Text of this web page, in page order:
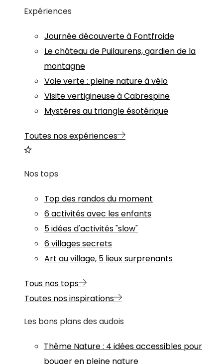
Expériences
Journée découverte à Fontfroide
Le château de Puilaurens, gardien de la
montagne
Voie verte : pleine nature à vélo
Visite vertigineuse à Cabrespine
Mystères au triangle ésotérique
Toutes nos expériences
Nos tops
Top des randos du moment
6 activités avec les enfants
5 idées d'activités "slow"
6 villages secrets
Art au village, 5 lieux surprenants
Tous nos tops
Toutes nos inspirations
Les bons plans des audois
Thème Nature: 4 idées accessibles pour
bouger en pleine nature